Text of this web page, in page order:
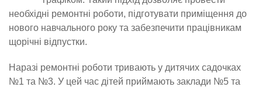
необхідні ремонтні роботи, підготувати приміщення до
нового навчального року та забезпечити працівникам
щорічні відпустки.
Наразі ремонтні роботи тривають у дитячих садочках
№1 та №3. У цей час дітей приймають заклади №5 та